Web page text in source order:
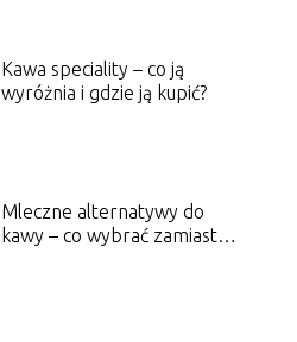
Kawa speciality – co ją
wyróżnia i gdzie ją kupić?
Mleczne alternatywy do
kawy – co wybrać zamiast